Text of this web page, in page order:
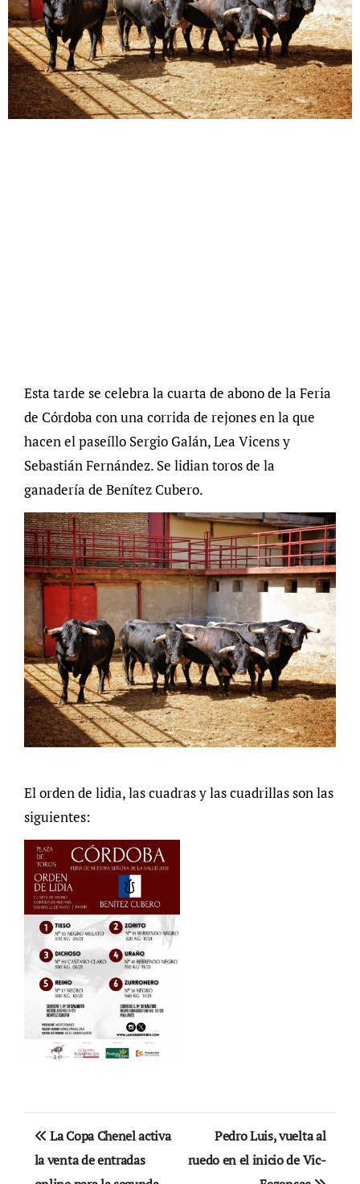
Esta tarde se celebra la cuarta de abono de la Feria
de Córdoba con una corrida de rejones en la que
hacen el paseíllo Sergio Galán, Lea Vicens y
Sebastián Fernández. Se lidian toros de la
ganadería de Benítez Cubero.
El orden de lidia, las cuadras y las cuadrillas son las
siguientes:
Navegación
de
La Copa Chenel activa
la venta de entradas
Pedro Luis, vuelta al
ruedo en el inicio de Vic-